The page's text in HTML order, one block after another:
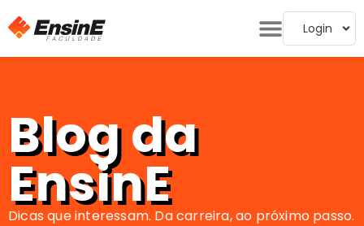
Login
Blog da
EnsinE
Dicas que interessam. Da carreira, ao próximo passo.